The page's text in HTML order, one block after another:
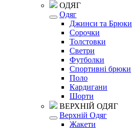
ОДЯГ
Одяг
Джинси та Брюки
Сорочки
Толстовки
Светри
Футболки
Спортивні брюки
Поло
Кардигани
Шорти
ВЕРХНІЙ ОДЯГ
Верхній Одяг
Жакети